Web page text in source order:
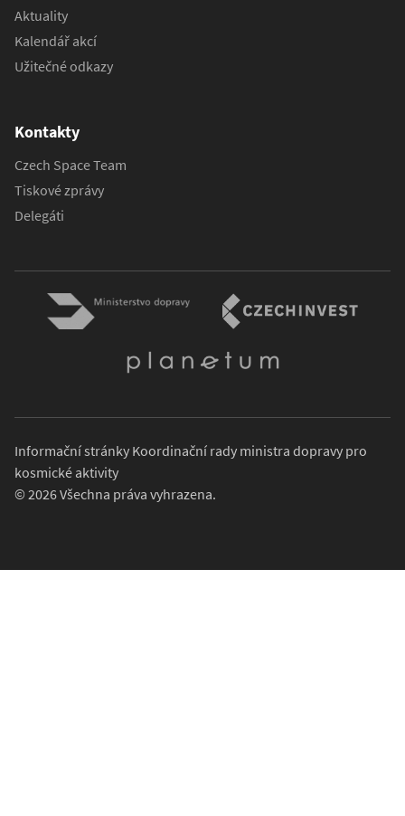
Aktuality
Kalendář akcí
Užitečné odkazy
Kontakty
Czech Space Team
Tiskové zprávy
Delegáti
Informační stránky Koordinační rady ministra dopravy pro
kosmické aktivity
© 2026 Všechna práva vyhrazena.